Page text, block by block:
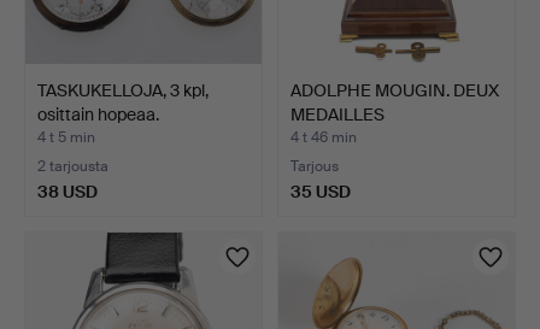
TASKUKELLOJA, 3 kpl,
osittain hopeaa.
4 t 5 min
2 tarjousta
38 USD
ADOLPHE MOUGIN. DEUX
MEDAILLES
RANSKALAINE…
4 t 46 min
Tarjous
35 USD